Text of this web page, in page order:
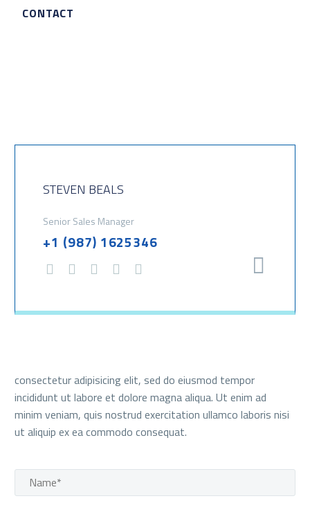
CONTACT
STEVEN BEALS
Senior Sales Manager
+1 (987) 1625346
consectetur adipisicing elit, sed do eiusmod tempor
incididunt ut labore et dolore magna aliqua. Ut enim ad
minim veniam, quis nostrud exercitation ullamco laboris nisi
ut aliquip ex ea commodo consequat.